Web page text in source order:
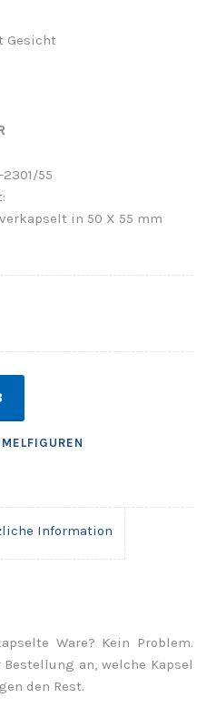
Gesicht
55
in 50 X 55 mm
Information
Ware? Kein Problem.
an, welche Kapsel
den Rest.